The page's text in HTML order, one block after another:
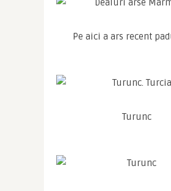
Pe aici a ars recent
Turunc